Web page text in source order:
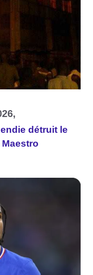
détruit le